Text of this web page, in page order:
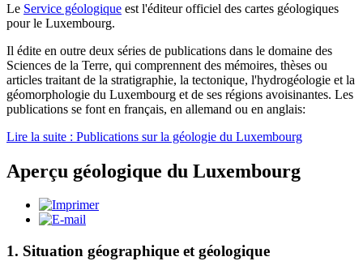
Le Service géologique est l'éditeur officiel des cartes géologiques
pour le Luxembourg.
Il édite en outre deux séries de publications dans le domaine des
Sciences de la Terre, qui comprennent des mémoires, thèses ou
articles traitant de la stratigraphie, la tectonique, l'hydrogéologie et la
géomorphologie du Luxembourg et de ses régions avoisinantes. Les
publications se font en français, en allemand ou en anglais:
Lire la suite : Publications sur la géologie du Luxembourg
Aperçu géologique du Luxembourg
1. Situation géographique et géologique